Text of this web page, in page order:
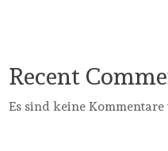
Recent
Es sind keine